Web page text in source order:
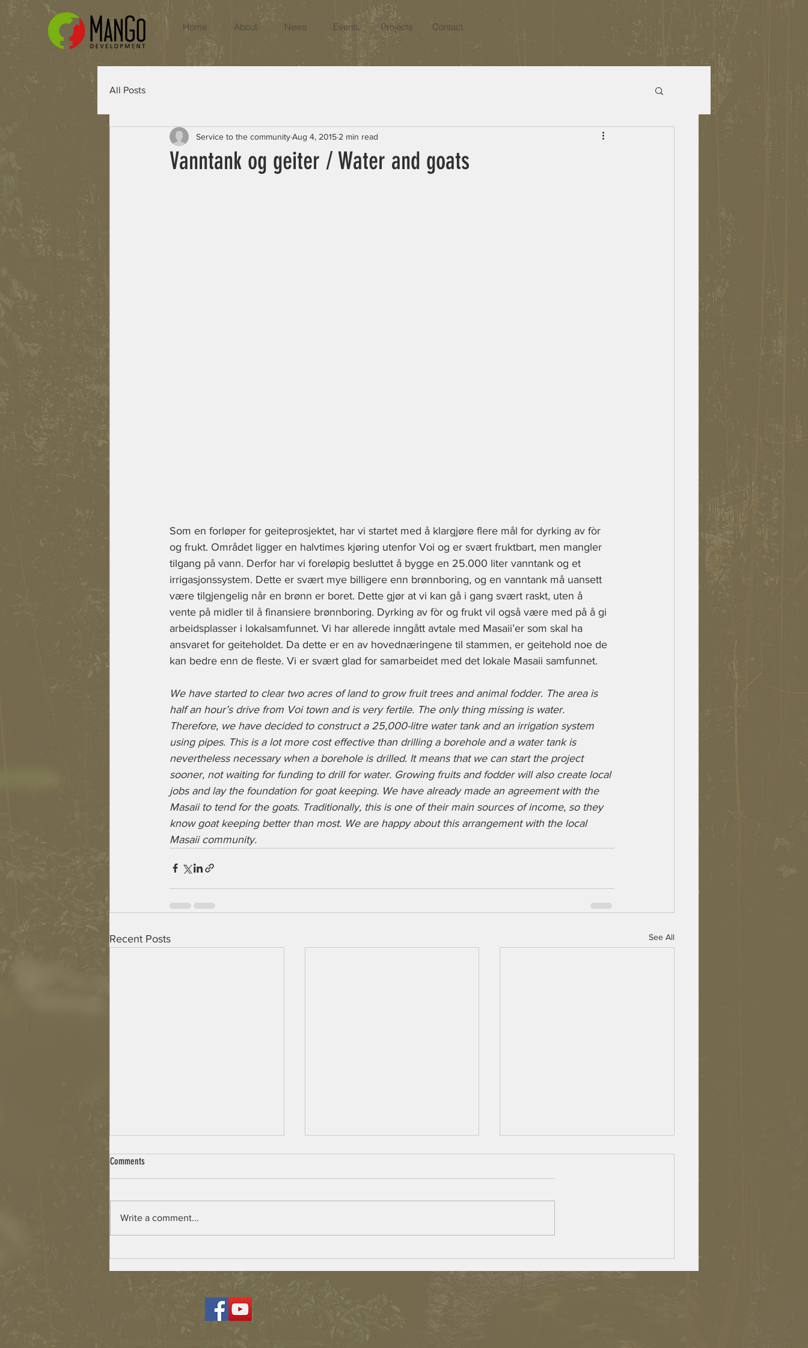
Home About News Events Projects Contact
All Posts
Vanntank og geiter / Water and goats
Service to the communityAug 4, 2015 2 min read
Som en forløper for geiteprosjektet, har vi startet med å klargjøre flere mål for dyrking av fòr
og frukt. Området ligger en halvtimes kjøring utenfor Voi og er svært fruktbart, men mangler
tilgang på vann. Derfor har vi foreløpig besluttet å bygge en 25.000 liter vanntank og et
irrigasjonssystem. Dette er svært mye billigere enn brønnboring, og en vanntank må uansett
være tilgjengelig når en brønn er boret. Dette gjør at vi kan gå i gang svært raskt, uten å
vente på midler til å finansiere brønnboring. Dyrking av fòr og frukt vil også være med på å gi
arbeidsplasser i lokalsamfunnet. Vi har allerede inngått avtale med Masaii’er som skal ha
ansvaret for geiteholdet. Da dette er en av hovednæringene til stammen, er geitehold noe de
kan bedre enn de fleste. Vi er svært glad for samarbeidet med det lokale Masaii samfunnet.
We have started to clear two acres of land to grow fruit trees and animal fodder. The area is
half an hour’s drive from Voi town and is very fertile. The only thing missing is water.
Therefore, we have decided to construct a 25,000-litre water tank and an irrigation system
using pipes. This is a lot more cost effective than drilling a borehole and a water tank is
nevertheless necessary when a borehole is drilled. It means that we can start the project
sooner, not waiting for funding to drill for water. Growing fruits and fodder will also create local
jobs and lay the foundation for goat keeping. We have already made an agreement with the
Masaii to tend for the goats. Traditionally, this is one of their main sources of income, so they
know goat keeping better than most. We are happy about this arrangement with the local
Masaii community.
Recent Posts See All
Comments
Write a comment...